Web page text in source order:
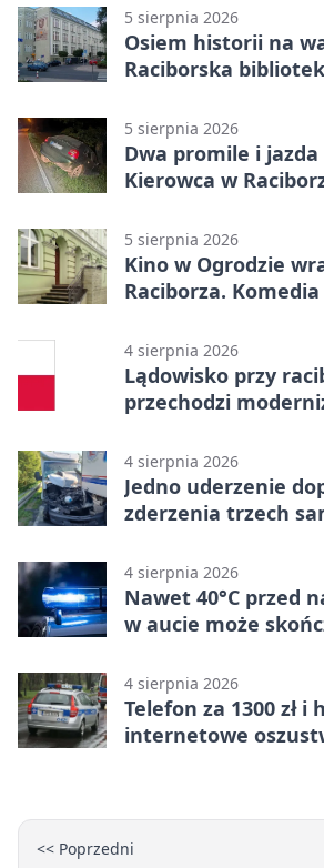
5 sierpnia 2026
Osiem historii na
Raciborska
5 sierpnia 2026
Dwa promile i
Kierowca w
5 sierpnia 2026
Kino w Ogrodzie
Raciborza.
4 sierpnia 2026
Lądowisko przy
przechodzi
4 sierpnia 2026
Jedno uderzenie
zderzenia trzech
4 sierpnia 2026
Nawet 40°C przed
w aucie może
4 sierpnia 2026
Telefon za 1300 zł i
internetowe
<< Poprzedni